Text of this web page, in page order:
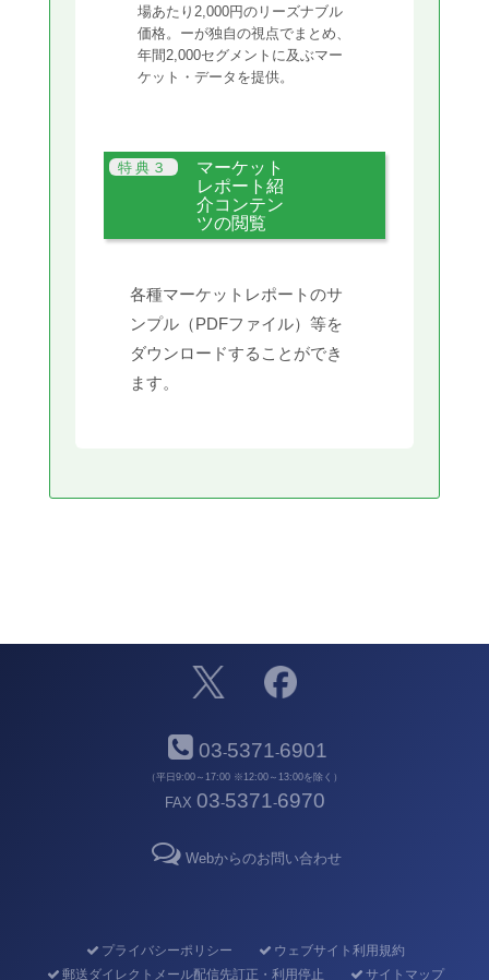
場あたり2,000円のリーズナブル
価格。ーが独自の視点でまとめ、
年間2,000セグメントに及ぶマー
ケット・データを提供。
マーケット
レポート紹
介コンテン
ツの閲覧
各種マーケットレポートのサ
ンプル（PDFファイル）等を
ダウンロードすることができ
ます。
03-5371-6901
（平日9:00～17:00 ※12:00～13:00を除く）
FAX 03-5371-6970
Webからのお問い合わせ
プライバシーポリシー
ウェブサイト利用規約
郵送ダイレクトメール配信先訂正・利用停止
サイトマップ